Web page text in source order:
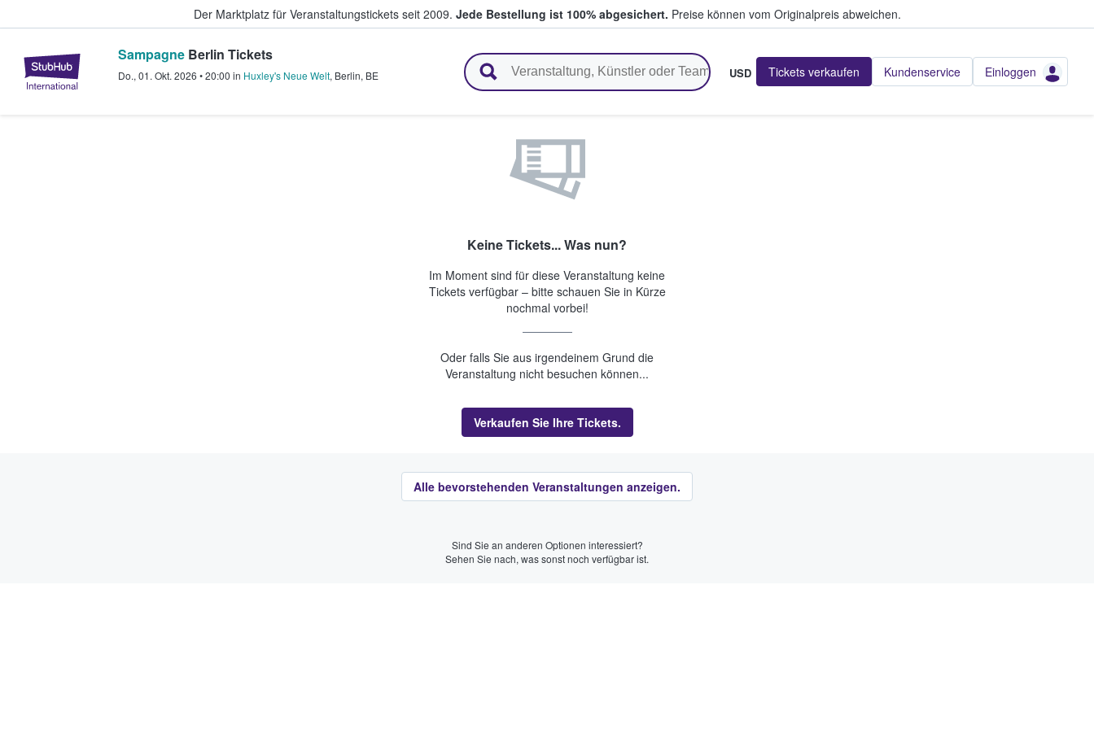
Der Marktplatz für Veranstaltungstickets seit 2009. Jede Bestellung ist 100% abgesichert. Preise können vom Originalpreis abweichen.
StubHub - Wo Fans Tickets kaufen & verkaufen
Sampagne Berlin Tickets
Do., 01. Okt. 2026 •20:00 in Huxley's Neue Welt, Berlin, BE USD Tickets verkaufen Kundenservice Einloggen
Keine Tickets... Was nun?
Im Moment sind für diese Veranstaltung keine
Tickets verfügbar – bitte schauen Sie in Kürze
nochmal vorbei!
Oder falls Sie aus irgendeinem Grund die
Veranstaltung nicht besuchen können...
Verkaufen Sie Ihre Tickets.
Alle bevorstehenden Veranstaltungen anzeigen.
Sind Sie an anderen Optionen interessiert?
Sehen Sie nach, was sonst noch verfügbar ist.